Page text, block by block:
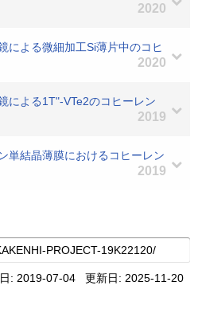
2020
による微細加工Si薄片中のコヒ
2020
による1T"-VTe2のコヒーレン
2019
単結晶薄膜におけるコヒーレン
2019
: 2019-07-04 更新日: 2025-11-20